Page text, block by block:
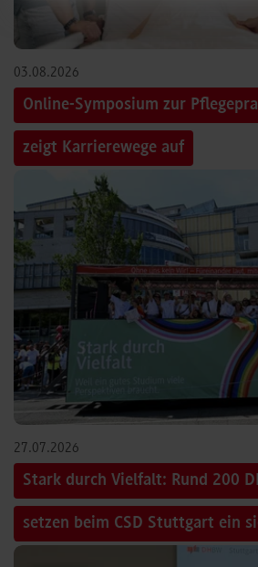
03.08.2026
Online-Symposium zur
zeigt Karrierewege auf
27.07.2026
Stark durch Vielfalt: Rund 200
setzen beim CSD Stuttgart ein